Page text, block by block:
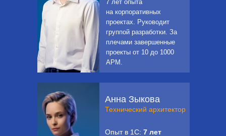
Анна Зыкова
Технический архитектор
Опыт в 1С: 7 лет
7 лет опыта
на корпоративных
проектах. Руководит
группой разработки. За
плечами завершенные
проекты от 10 до 1000
АРМ.